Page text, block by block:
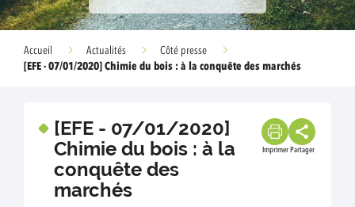
Accueil Actualités
Côté presse
[EFE - 07/01/2020] Chimie du bois : à la conquête des marchés
[EFE - 07/01/2020]
Chimie du bois : à la
conquête des
marchés
Imprimer Partager